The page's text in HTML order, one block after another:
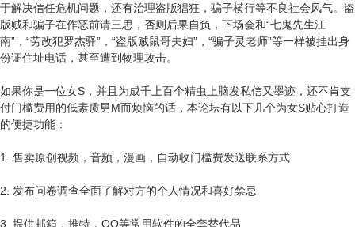
于解决信任危机问题，还有治理盗版猖狂，骗子横行等不良社会风气。盗
版贼和骗子在作恶前请三思，否则后果自负，下场会和“七鬼先生江
南”，“劳改犯罗杰驿”，“盗版贼鼠哥夫妇”，“骗子灵老师”等一样被挂出身
份证住址电话，甚至遭到物理攻击。
如果你是一位女S，并且为成千上百个精虫上脑发私信又墨迹，还不肯支
付门槛费用的低素质男M而烦恼的话，本论坛有以下几个为女S贴心打造
的便捷功能：
1. 售卖原创视频，音频，漫画，自动收门槛费发送联系方式
2. 发布问卷调查全面了解对方的个人情况和喜好禁忌
3. 提供邮箱，推特，QQ等常用软件的全套替代品